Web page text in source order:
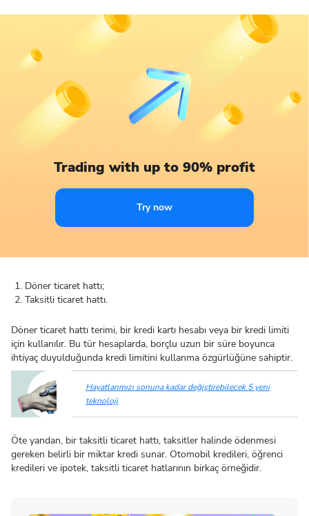
Trading with up to 90% profit
Try now
Döner ticaret hattı;
Taksitli ticaret hattı.
Döner ticaret hattı terimi, bir kredi kartı hesabı veya bir kredi limiti
için kullanılır. Bu tür hesaplarda, borçlu uzun bir süre boyunca
ihtiyaç duyulduğunda kredi limitini kullanma özgürlüğüne sahiptir.
Hayatlarımızı sonuna kadar değiştirebilecek 5 yeni
teknoloji
Öte yandan, bir taksitli ticaret hattı, taksitler halinde ödenmesi
gereken belirli bir miktar kredi sunar. Otomobil kredileri, öğrenci
kredileri ve ipotek, taksitli ticaret hatlarının birkaç örneğidir.